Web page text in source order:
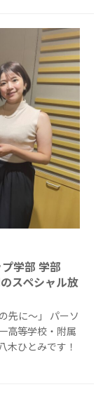
学部 学部
スペシャル放
先に〜」 パーソ
高等学校・附属
木ひとみです！